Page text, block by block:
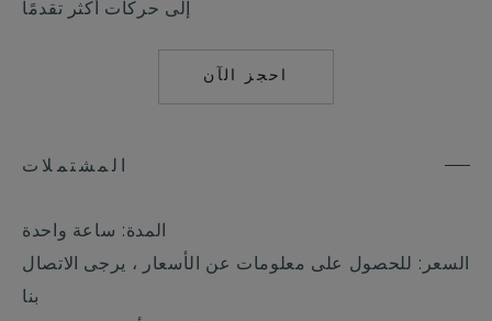
إلى حركات أكثر تقدمًا
احجز الآن
MAILTO:
المشتملات
المدة: ساعة واحدة
السعر: للحصول على معلومات عن الأسعار ، يرجى الاتصال
بنا